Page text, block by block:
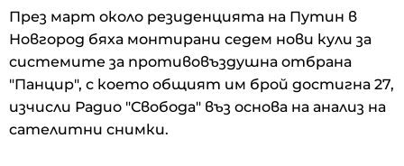
През март около резиденцията на Путин в
Новгород бяха монтирани седем нови кули за
системите за противовъздушна отбрана
"Панцир", с което общият им брой достигна 27,
изчисли Радио "Свобода" въз основа на анализ на
сателитни снимки.